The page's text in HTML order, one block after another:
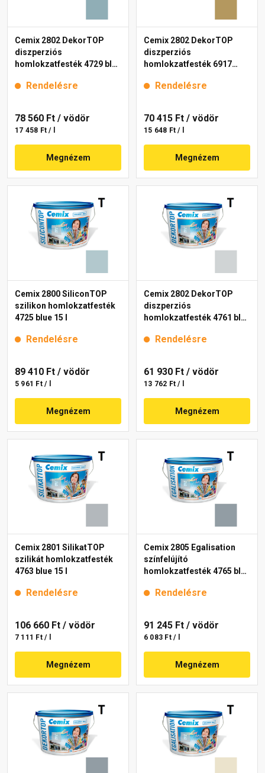
Cemix 2802 DekorTOP
diszperziós
homlokzatfesték 4729 blue
Rendelésre
78 560 Ft / vödör
17 458 Ft / l
Megnézem
Cemix 2802 DekorTOP
diszperziós
homlokzatfesték 6917
Rendelésre
70 415 Ft / vödör
15 648 Ft / l
Megnézem
Cemix 2800 SiliconTOP
szilikon homlokzatfesték
4725 blue 15 l
Rendelésre
89 410 Ft / vödör
5 961 Ft / l
Megnézem
Cemix 2802 DekorTOP
diszperziós
homlokzatfesték 4761 blue
Rendelésre
61 930 Ft / vödör
13 762 Ft / l
Megnézem
Cemix 2801 SilikatTOP
szilikát homlokzatfesték
4763 blue 15 l
Rendelésre
106 660 Ft / vödör
7 111 Ft / l
Megnézem
Cemix 2805 Egalisation
színfelújító
homlokzatfesték 4765 blue
Rendelésre
91 245 Ft / vödör
6 083 Ft / l
Megnézem